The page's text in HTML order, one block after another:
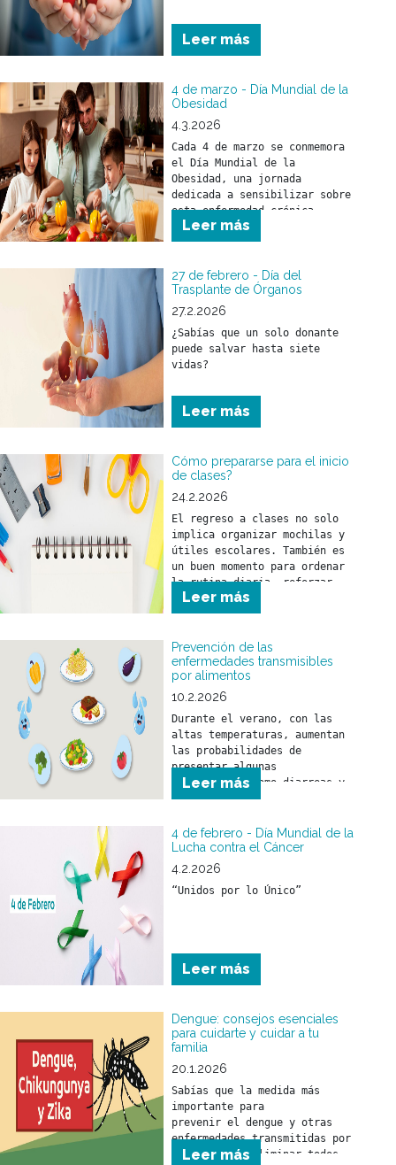
Leer más
4 de marzo - Día Mundial de la
Obesidad
4.3.2026
Cada 4 de marzo se conmemora
el Día Mundial de la
Obesidad, una jornada
dedicada a sensibilizar sobre
esta enfermedad crónica,
compleja y creciente que
afecta a cientos de millones
Leer más
27 de febrero - Día del
Trasplante de Órganos
27.2.2026
¿Sabías que un solo donante
puede salvar hasta siete
vidas?
Leer más
Cómo prepararse para el inicio
de clases?
24.2.2026
El regreso a clases no solo
implica organizar mochilas y
útiles escolares. También es
un buen momento para ordenar
la rutina diaria, reforzar
hábitos saludables y realizar
los controles de salud
Leer más
Prevención de las
enfermedades transmisibles
por alimentos
10.2.2026
Durante el verano, con las
altas temperaturas, aumentan
las probabilidades de
presentar algunas
enfermedades como diarreas y
el SUH (Síndrome urémico
prevenibles con medidas
sencillas como:
Leer más
4 de febrero - Día Mundial de la
Lucha contra el Cáncer
4.2.2026
“Unidos por lo Único”
Leer más
Dengue: consejos esenciales
para cuidarte y cuidar a tu
familia
20.1.2026
Sabías que la medida más
importante para
prevenir el dengue y otras
enfermedades transmitidas por
mosquitos es eliminar todos
Leer más